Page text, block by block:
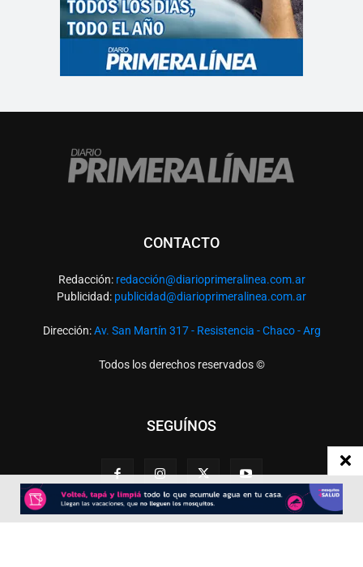
CONTACTO
Redacción: redacción@diarioprimeralinea.com.ar
Publicidad: publicidad@diarioprimeralinea.com.ar
Dirección:Av. San Martín 317 - Resistencia - Chaco - Arg
Todos los derechos reservados ©
SEGUÍNOS